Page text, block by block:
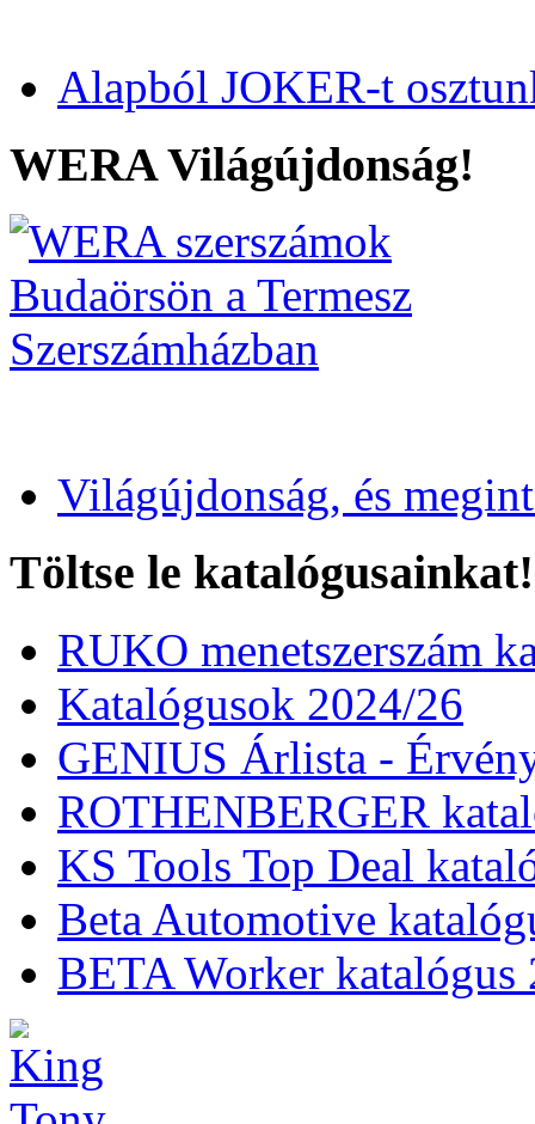
Alapból JOKER-t
WERA Világújdonság!
Világújdonság, és
Töltse le katalógusainkat!
RUKO menetszerszám
Katalógusok 2024/26
GENIUS Árlista -
ROTHENBERGER
KS Tools Top Deal
Beta Automotive
BETA Worker katalógus